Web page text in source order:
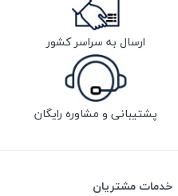
ارسال به سراسر کشور
پشتیبانی و مشاوره رایگان
خدمات مشتریان